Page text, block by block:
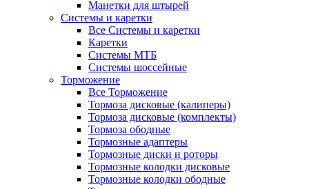
Манетки для штырей
Системы и каретки
Все Системы и каретки
Каретки
Системы МТБ
Системы шоссейные
Торможение
Все Торможение
Тормоза дисковые (калиперы)
Тормоза дисковые (комплекты)
Тормоза ободные
Тормозные адаптеры
Тормозные диски и роторы
Тормозные колодки дисковые
Тормозные колодки ободные